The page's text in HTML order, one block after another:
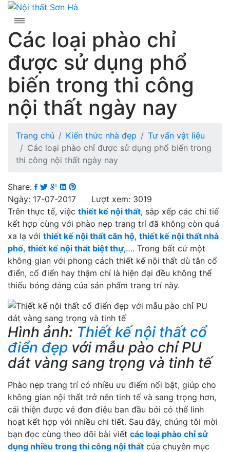
Skip
content
Các loại phào chỉ
được sử dụng phổ
biến trong thi công
nội thất ngày nay
Trang chủ Kiến thức nhà đẹp
Tư vấn vật liệu
Các loại phào chỉ được sử dụng phổ biến trong
thi công nội thất ngày nay
Share:
Ngày: 17-07-2017 Lượt xem: 3019
Trên thực tế, việc thiết kế nội thất, sắp xếp các chi tiế
kết hợp cùng với phào nẹp trang trí đã không còn quá
xa lạ với thiết kế nội thất căn hộ, thiết kế nội thất nhà
phố, thiết kế nội thất biệt thự,…. Trong bất cứ một
không gian với phong cách thiết kế nội thất dù tân cổ
điển, cổ điển hay thậm chí là hiện đại đều không thể
thiếu bóng dáng của sản phẩm trang trí này.
Hình ảnh: Thiết kế nội thất cổ
điển đẹp với mẫu pào chỉ PU
dát vàng sang trọng và tinh tế
Phào nẹp trang trí có nhiều ưu điểm nổi bật, giúp cho
không gian nội thất trở nên tinh tế và sang trọng hơn,
cải thiện được vẻ đơn điệu ban đầu bởi có thể linh
hoạt kết hợp với nhiều chi tiết. Sau đây, chúng tôi mời
bạn đọc cùng theo dõi bài viết các loại phào chỉ sử
dụng nhiều trong thi công nội thất của chuyên mục